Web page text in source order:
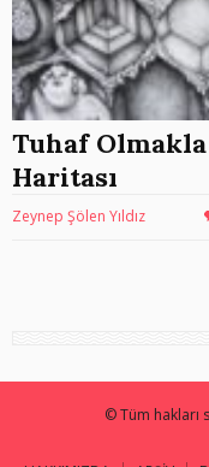
Tuhaf Olmakla
Haritası
Zeynep Şölen Yıldız
© Tüm hakları